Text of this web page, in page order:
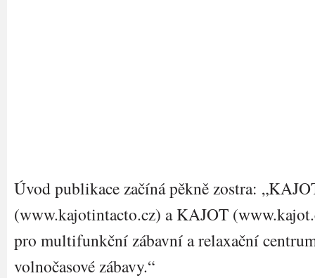
Úvod publikace začíná pěkně zostra:
(www.kajotintacto.cz) a KAJOT
pro multifunkční zábavní a relaxační
volnočasové zábavy.“